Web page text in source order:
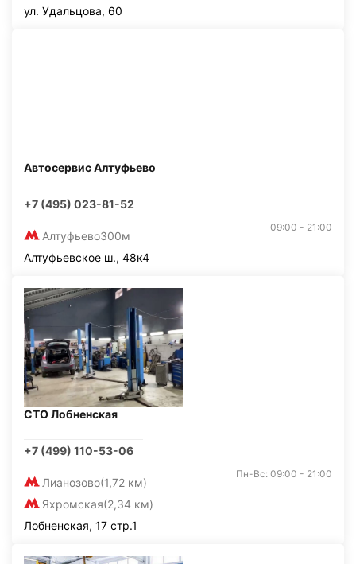
ул. Удальцова, 60
Автосервис Алтуфьево
+7 (495) 023-81-52
Алтуфьево300м
09:00 - 21:00
Алтуфьевское ш., 48к4
СТО Лобненская
+7 (499) 110-53-06
Лианозово(1,72 км)
Яхромская(2,34 км)
Пн-Вс: 09:00 - 21:00
Лобненская, 17 стр.1